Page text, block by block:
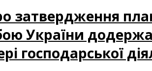
затвердження
України
господарської